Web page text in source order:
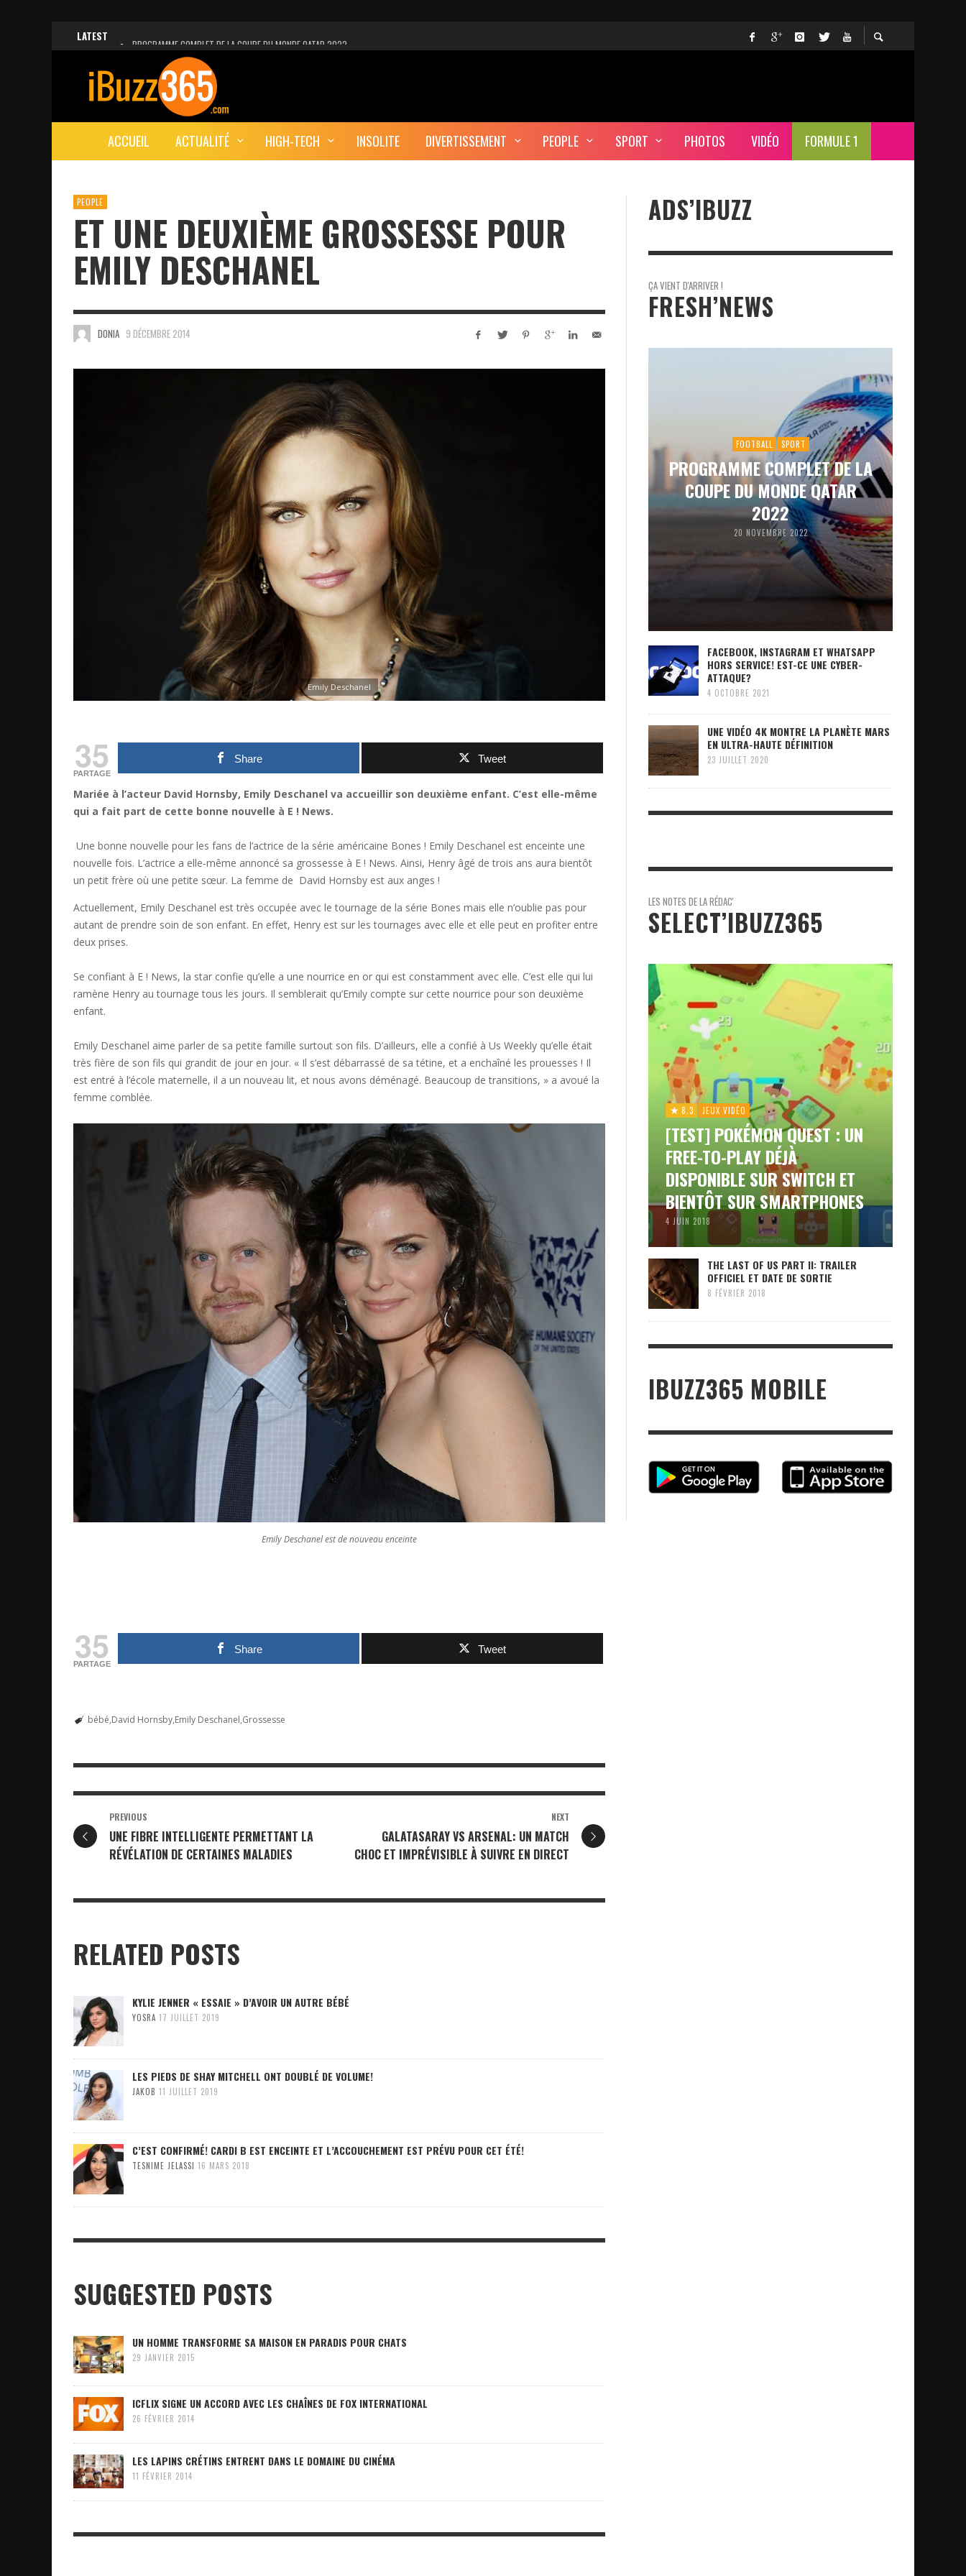
LATEST
PROGRAMME COMPLET DE LA COUPE DU MONDE QATAR 2022
FACEBOOK, INSTAGRAM ET WHATSAPP HORS SERVICE! EST-CE UNE CYBER-ATTAQUE?
UNE VIDÉO 4K MONTRE LA PLANÈTE MARS EN ULTRA-HAUTE DÉFINITION
LANCEMENT DU PREMIER VOL HABITÉ DE SPACEX
DÉCÈS DE L’EX-PRÉSIDENT ZINE EL ABIDINE BEN ALI, SERA-T-IL ENTERRÉ EN TUNISIE?
ACCUEIL ACTUALITÉ HIGH-TECH INSOLITE DIVERTISSEMENT PEOPLE SPORT PHOTOS VIDÉO FORMULE 1
PEOPLE
ET UNE DEUXIÈME GROSSESSE POUR
EMILY DESCHANEL
DONIA 9 DÉCEMBRE 2014
Emily Deschanel
35
PARTAGE
Share Tweet
Mariée à l’acteur David Hornsby, Emily Deschanel va accueillir son deuxième enfant. C’est elle-même
qui a fait part de cette bonne nouvelle à E ! News.
Une bonne nouvelle pour les fans de l’actrice de la série américaine Bones ! Emily Deschanel est enceinte une
nouvelle fois. L’actrice a elle-même annoncé sa grossesse à E ! News. Ainsi, Henry âgé de trois ans aura bientôt
un petit frère où une petite sœur. La femme de David Hornsby est aux anges !
Actuellement, Emily Deschanel est très occupée avec le tournage de la série Bones mais elle n’oublie pas pour
autant de prendre soin de son enfant. En effet, Henry est sur les tournages avec elle et elle peut en profiter entre
deux prises.
Se confiant à E ! News, la star confie qu’elle a une nourrice en or qui est constamment avec elle. C’est elle qui lui
ramène Henry au tournage tous les jours. Il semblerait qu’Emily compte sur cette nourrice pour son deuxième
enfant.
Emily Deschanel aime parler de sa petite famille surtout son fils. D’ailleurs, elle a confié à Us Weekly qu’elle était
très fière de son fils qui grandit de jour en jour. « Il s’est débarrassé de sa tétine, et a enchaîné les prouesses ! Il
est entré à l’école maternelle, il a un nouveau lit, et nous avons déménagé. Beaucoup de transitions, » a avoué la
femme comblée.
Emily Deschanel est de nouveau enceinte
35
PARTAGE
Share Tweet
bébé David Hornsby Emily Deschanel Grossesse
PREVIOUS
UNE FIBRE INTELLIGENTE PERMETTANT LA
RÉVÉLATION DE CERTAINES MALADIES
NEXT
GALATASARAY VS ARSENAL: UN MATCH
CHOC ET IMPRÉVISIBLE À SUIVRE EN DIRECT
RELATED POSTS
KYLIE JENNER « ESSAIE » D’AVOIR UN AUTRE BÉBÉ
YOSRA 17 JUILLET 2019
LES PIEDS DE SHAY MITCHELL ONT DOUBLÉ DE VOLUME!
JAKOB 11 JUILLET 2019
C’EST CONFIRMÉ! CARDI B EST ENCEINTE ET L’ACCOUCHEMENT EST PRÉVU POUR CET ÉTÉ!
TESNIME JELASSI 16 MARS 2018
SUGGESTED POSTS
UN HOMME TRANSFORME SA MAISON EN PARADIS POUR CHATS
29 JANVIER 2015
ICFLIX SIGNE UN ACCORD AVEC LES CHAÎNES DE FOX INTERNATIONAL
26 FÉVRIER 2014
LES LAPINS CRÉTINS ENTRENT DANS LE DOMAINE DU CINÉMA
11 FÉVRIER 2014
ADS’IBUZZ
ÇA VIENT D'ARRIVER !
FRESH’NEWS
FOOTBALL SPORT
PROGRAMME COMPLET DE LA
COUPE DU MONDE QATAR
2022
20 NOVEMBRE 2022
FACEBOOK, INSTAGRAM ET WHATSAPP
HORS SERVICE! EST-CE UNE CYBER-
ATTAQUE?
4 OCTOBRE 2021
UNE VIDÉO 4K MONTRE LA PLANÈTE MARS
EN ULTRA-HAUTE DÉFINITION
23 JUILLET 2020
LES NOTES DE LA RÉDAC'
SELECT’IBUZZ365
8.3 JEUX VIDÉO
[TEST] POKÉMON QUEST : UN
FREE-TO-PLAY DÉJÀ
DISPONIBLE SUR SWITCH ET
BIENTÔT SUR SMARTPHONES
4 JUIN 2018
THE LAST OF US PART II: TRAILER
OFFICIEL ET DATE DE SORTIE
8 FÉVRIER 2018
IBUZZ365 MOBILE